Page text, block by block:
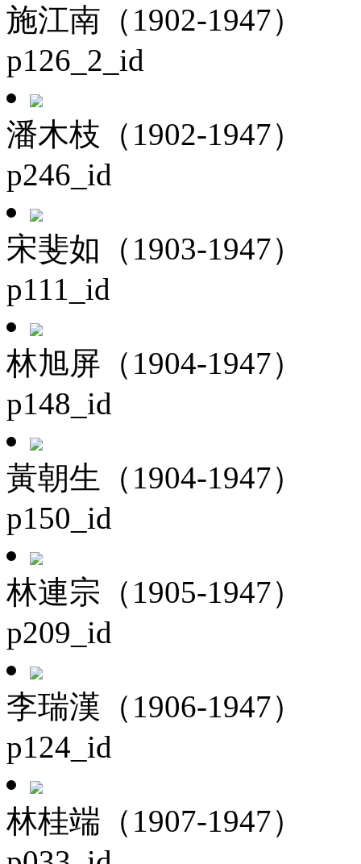
施江南（1902-1947）
p126_2_id
潘木枝（1902-1947）
p246_id
宋斐如（1903-1947）
p111_id
林旭屏（1904-1947）
p148_id
黃朝生（1904-1947）
p150_id
林連宗（1905-1947）
p209_id
李瑞漢（1906-1947）
p124_id
林桂端（1907-1947）